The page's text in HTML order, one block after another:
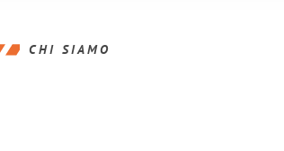
CHI SIAMO